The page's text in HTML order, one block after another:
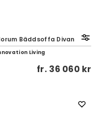
Bäddsoffa Divan
Living
fr. 36 060 kr